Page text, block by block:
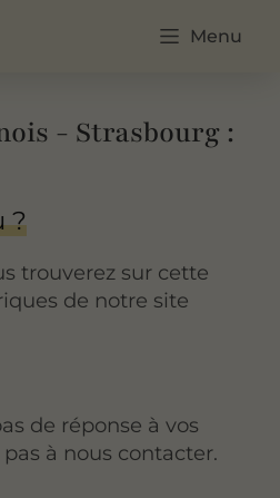
Menu
- Strasbourg :
?
trouverez sur cette
de notre site
de réponse à vos
à nous contacter.